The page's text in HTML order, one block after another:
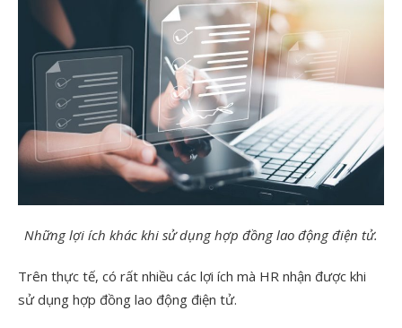
Những lợi ích khác khi sử dụng hợp đồng lao động điện tử.
Trên thực tế, có rất nhiều các lợi ích mà HR nhận được khi
sử dụng hợp đồng lao động điện tử.